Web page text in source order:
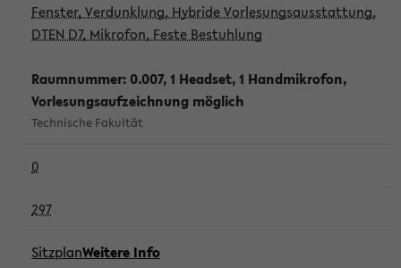
Fenster, Verdunklung, Hybride Vorlesungsausstattung,
DTEN D7, Mikrofon, Feste Bestuhlung
Raumnummer: 0.007, 1 Headset, 1 Handmikrofon,
Vorlesungsaufzeichnung möglich
Technische Fakultät
0
297
SitzplanWeitere Info